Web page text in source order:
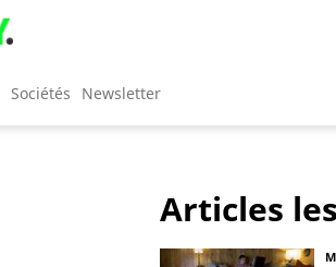
Sociétés Newsletter
Articles